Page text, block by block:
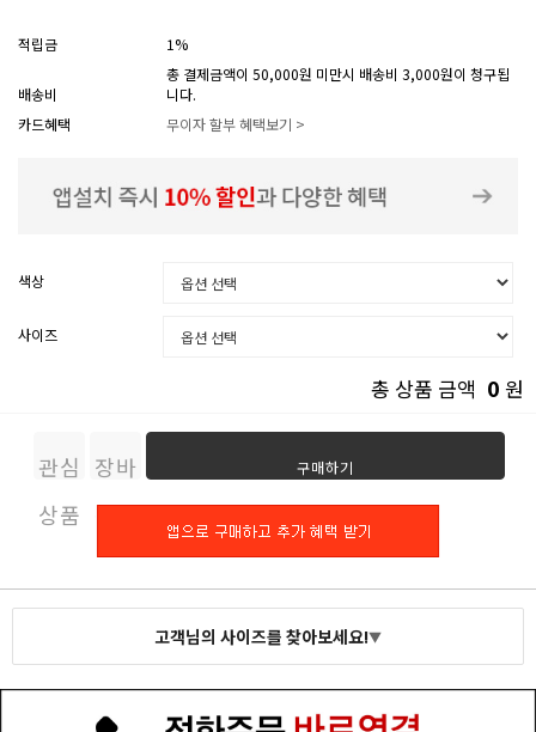
적립금 1%
배송비
총 결제금액이 50,000원 미만시 배송비 3,000원이 청구됩
니다.
카드혜택
무이자 할부 혜택보기 >
색상
사이즈
총 상품 금액 0 원
관심
상품
장바
구니
구매하기
고객님의 사이즈를 찾아보세요!▼